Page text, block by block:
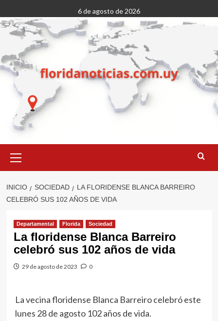
al
contenido
6 de agosto de 2026
primario
INICIO SOCIEDAD
LA FLORIDENSE BLANCA BARREIRO
CELEBRÓ SUS 102 AÑOS DE VIDA
Departamental Florida Sociedad
La floridense Blanca Barreiro
celebró sus 102 años de vida
29 de agosto de 2023 0
La vecina floridense Blanca Barreiro celebró este
lunes 28 de agosto 102 años de vida.